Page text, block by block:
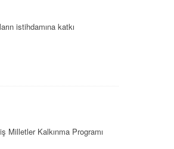
istihdamına katkı
Milletler Kalkınma Programı